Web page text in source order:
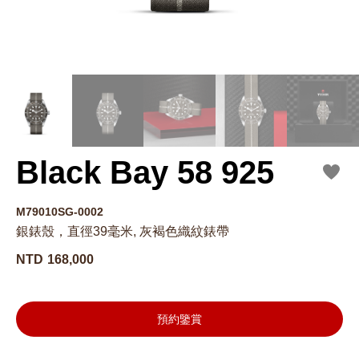
Black Bay 58 925
M79010SG-0002
銀錶殼，直徑39毫米, 灰褐色織紋錶帶
NTD 168,000
預約鑒賞